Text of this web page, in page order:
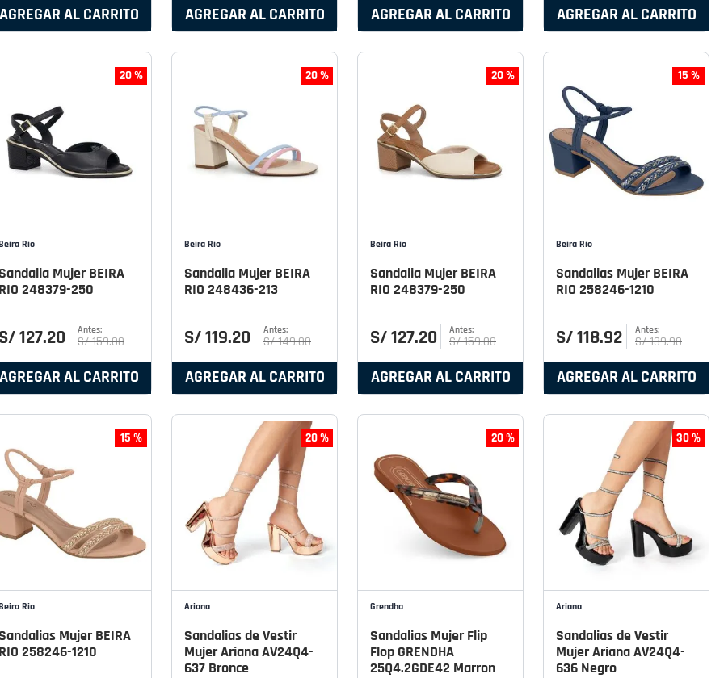
AGREGAR AL CARRITO AGREGAR AL CARRITO AGREGAR AL CARRITO AGREGAR AL CARRITO
20 %
Rio
Mujer BEIRA
RIO 248379-250
S/127.20 S/159.00
AGREGAR AL CARRITO
20 %
Beira Rio
Sandalia Mujer BEIRA
RIO 248436-213
S/119.20 S/149.00
AGREGAR AL CARRITO
20 %
Beira Rio
Sandalia Mujer BEIRA
RIO 248379-250
S/127.20 S/159.00
AGREGAR AL CARRITO
15 %
Beira Rio
Sandalias Mujer BEIRA
RIO 258246-1210
S/118.92 S/139.90
AGREGAR AL CARRITO
15 %
Rio
Mujer BEIRA
RIO 258246-1210
20 %
Ariana
Sandalias de Vestir
Mujer Ariana AV24Q4-
637 Bronce
20 %
Grendha
Sandalias Mujer Flip
Flop GRENDHA
25Q4.2GDE42 Marron
30 %
Ariana
Sandalias de Vestir
Mujer Ariana AV24Q4-
636 Negro